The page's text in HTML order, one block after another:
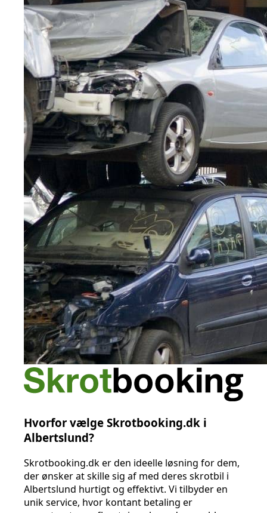
Hvorfor vælge Skrotbooking.dk i
Albertslund?
Skrotbooking.dk er den ideelle løsning for dem,
der ønsker at skille sig af med deres skrotbil i
Albertslund hurtigt og effektivt. Vi tilbyder en
unik service, hvor kontant betaling er